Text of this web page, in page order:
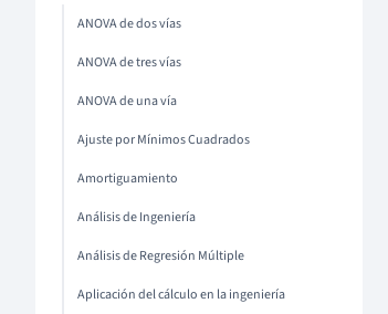
ANOVA de dos vías
ANOVA de tres vías
ANOVA de una vía
Ajuste por Mínimos Cuadrados
Amortiguamiento
Análisis de Ingeniería
Análisis de Regresión Múltiple
Aplicación del cálculo en la ingeniería